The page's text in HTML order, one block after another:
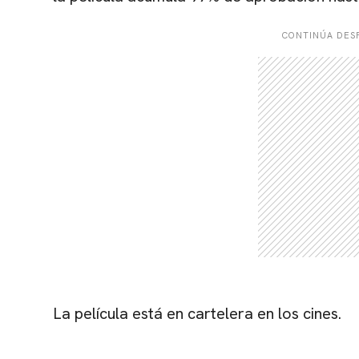
CONTINÚA
La película está en cartelera en los cines.